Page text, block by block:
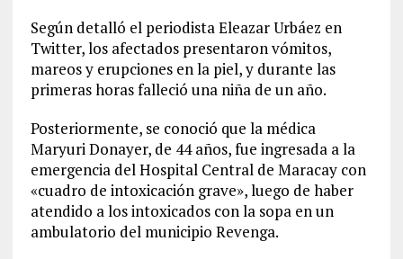
Según detalló el periodista Eleazar Urbáez en
Twitter, los afectados presentaron vómitos,
mareos y erupciones en la piel, y durante las
primeras horas falleció una niña de un año.
Posteriormente, se conoció que la médica
Maryuri Donayer, de 44 años, fue ingresada a la
emergencia del Hospital Central de Maracay con
«cuadro de intoxicación grave», luego de haber
atendido a los intoxicados con la sopa en un
ambulatorio del municipio Revenga.